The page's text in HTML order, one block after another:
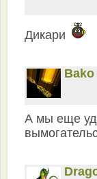
Дикари
Bako
А мы еще